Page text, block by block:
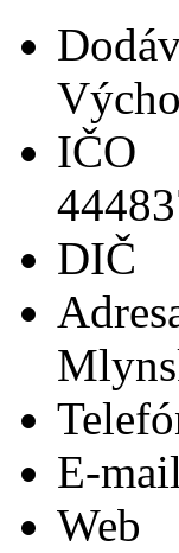
IČO
DIČ
E-mail
Web